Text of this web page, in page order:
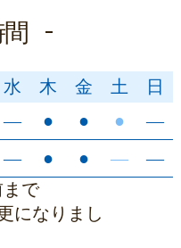
水 木 金 土
日
― ● ● ●
―
― ● ● ―
―
で
になりまし